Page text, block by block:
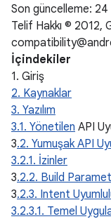
Son güncelleme:
Telif Hakkı © 2012,
İçindekiler
1. Giriş
2. Kaynaklar
3. Yazılım
3.1. Yönetilen API
3.2. Yumuşak API
3.2.1. İzinler
3.2.2. Build
3.2.3. Intent
3.2.3.1. Temel